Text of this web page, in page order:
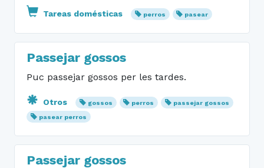
Tareas domésticas perros pasear
Passejar gossos
Puc passejar gossos per les tardes.
Otros gossos perros
passejar gossos
pasear perros
Passejar gossos